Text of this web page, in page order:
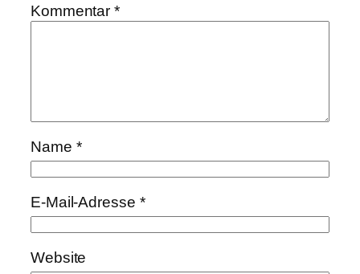
Kommentar*
Name *
E-Mail-Adresse *
Website